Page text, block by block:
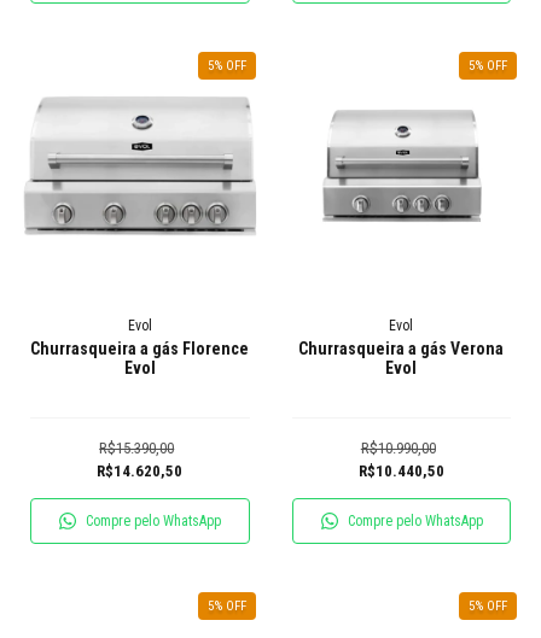
5% OFF
Evol
Churrasqueira a gás Florence
Evol
R$15.390,00
R$14.620,50
Compre pelo WhatsApp
5% OFF
Evol
Churrasqueira a gás Verona
Evol
R$10.990,00
R$10.440,50
Compre pelo WhatsApp
5% OFF 5% OFF